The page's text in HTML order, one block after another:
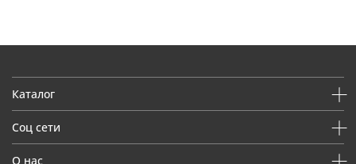
Каталог
Соц сети
О нас